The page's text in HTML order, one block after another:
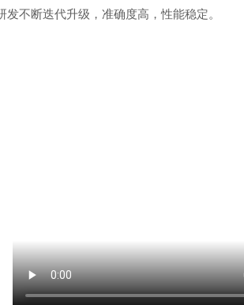
发不断迭代升级，准确度高，性能稳定。